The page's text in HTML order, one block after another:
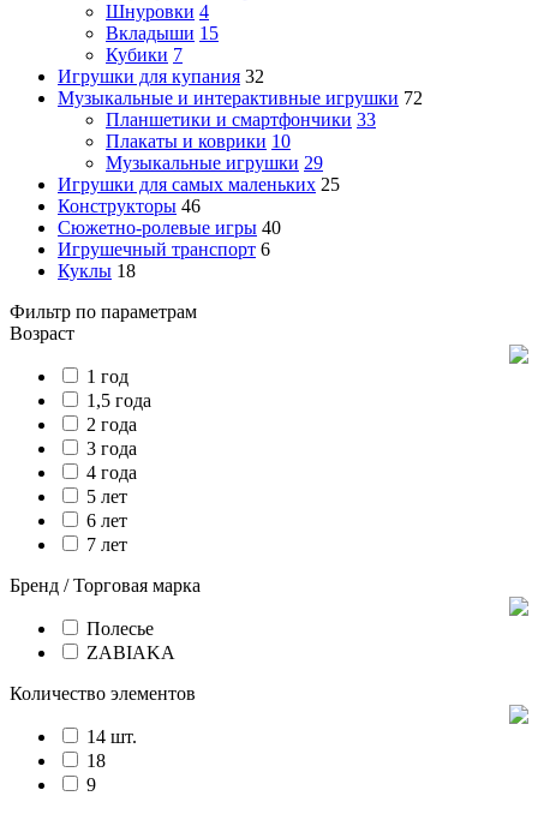
Шнуровки 4
Вкладыши 15
Кубики 7
Игрушки для купания 32
Музыкальные и интерактивные игрушки 72
Планшетики и смартфончики 33
Плакаты и коврики 10
Музыкальные игрушки 29
Игрушки для самых маленьких 25
Конструкторы 46
Сюжетно-ролевые игры 40
Игрушечный транспорт 6
Куклы 18
Фильтр по параметрам
Возраст
1 год
1,5 года
2 года
3 года
4 года
5 лет
6 лет
7 лет
Бренд / Торговая марка
Полесье
ZABIAKA
Количество элементов
14 шт.
18
9